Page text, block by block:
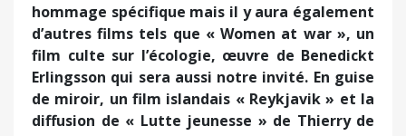
hommage spécifique mais il y aura également
d’autres films tels que « Women at war », un
film culte sur l’écologie, œuvre de Benedickt
Erlingsson qui sera aussi notre invité. En guise
de miroir, un film islandais « Reykjavik » et la
diffusion de « Lutte jeunesse » de Thierry de